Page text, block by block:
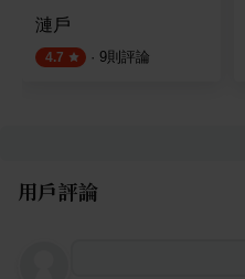
漣戶
4.7 · 9則評論
用戶評論